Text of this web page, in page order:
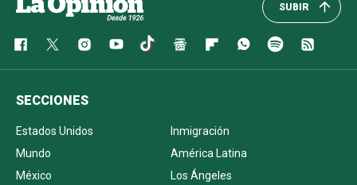
SUBIR
SECCIONES
Estados Unidos
Inmigración
Mundo
América Latina
México
Los Ángeles